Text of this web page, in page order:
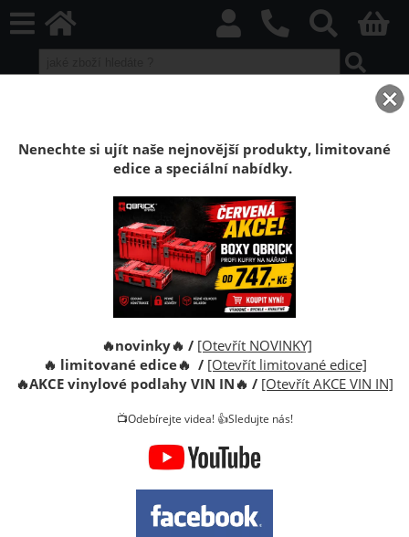
Kufr Qbrick System PRO Cart 2.0 Plus Drawer 3 RED
Kufr na nářadí s kolečky Qbrick System
PRO Cart 2.0 Plus Drawer 3 RED Ultra HD
Custom
Kufr na nářadí s kolečky Qbrick System PRO Cart 2.0
Drawer 3 RED Ultra HD Custom. Skříňka na nářadí na
kolečkách se zásuvkami.
Nenechte si ujít naše nejnovější produkty, limitované
edice a speciální nabídky.
🔥novinky🔥 / [Otevřít NOVINKY]
🔥 limitované edice🔥 / [Otevřít limitované edice]
🔥AKCE vinylové podlahy VIN IN🔥 / [Otevřít AKCE VIN IN]
📺Odebírejte videa! 👍Sledujte nás!